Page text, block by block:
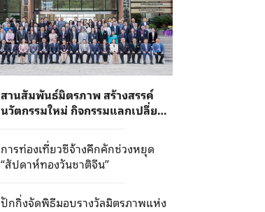
สานสัมพันธ์มิตรภาพ สร้างสรรค์
นวัตกรรมใหม่ กิจกรรมแลกเปลี่ยน
ความร่วมมือระหว่างสถาบันไมตรี
ไทย-จีน ประสบความสำเร็จอย่าง
งดงาม
การท่องเที่ยวซีจ้างคึกคักช่วงหยุด
“สัปดาห์ทองวันชาติจีน”
ปักกิ่งจัดพิธีมอบรางวัลมิตรภาพแห่ง